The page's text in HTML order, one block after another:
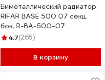
Биметаллический радиатор
RIFAR BASE 500 07 секц.
бок. R-BA-500-07
4.7(265)
В корзину